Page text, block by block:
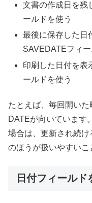
文書の作成日を残
ールドを使う
最後に保存した日
SAVEDATEフィー
印刷した日付を表
ールドを使う
たとえば、毎回開い
DATEが向いています
場合は、更新され続
のほうが扱いやすいこ
日付フィールド